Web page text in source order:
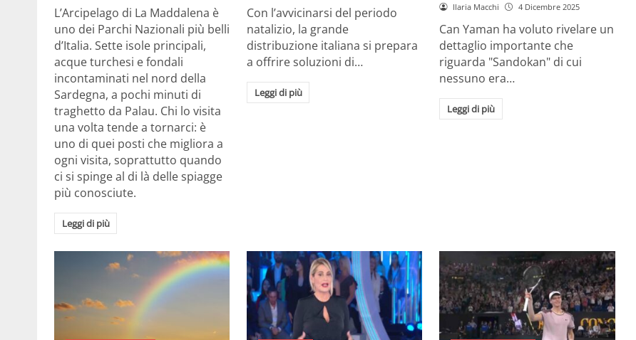
L’Arcipelago di La Maddalena è
uno dei Parchi Nazionali più belli
d’Italia. Sette isole principali,
acque turchesi e fondali
incontaminati nel nord della
Sardegna, a pochi minuti di
traghetto da Palau. Chi lo visita
una volta tende a tornarci: è
uno di quei posti che migliora a
ogni visita, soprattutto quando
ci si spinge al di là delle spiagge
più conosciute.
Leggi di più
Con l’avvicinarsi del periodo
natalizio, la grande
distribuzione italiana si prepara
a offrire soluzioni di…
Leggi di più
Ilaria Macchi 4 Dicembre 2025
Can Yaman ha voluto rivelare un
dettaglio importante che
riguarda "Sandokan" di cui
nessuno era…
Leggi di più